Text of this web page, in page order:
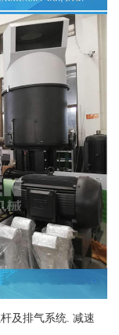
及排气系统. 减速